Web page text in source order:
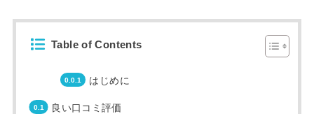
Table of Contents
はじめに
良い口コミ評価